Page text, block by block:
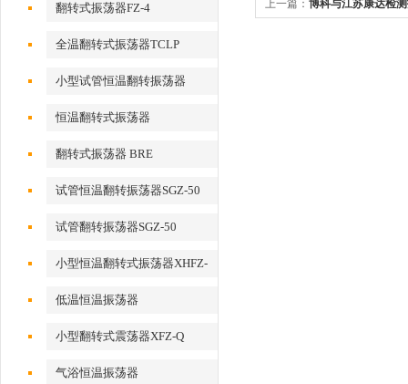
翻转式振荡器FZ-4
全温翻转式振荡器TCLP
小型试管恒温翻转振荡器
恒温翻转式振荡器
翻转式振荡器 BRE
试管恒温翻转振荡器SGZ-50
试管翻转振荡器SGZ-50
小型恒温翻转式振荡器XHFZ-
低温恒温振荡器
小型翻转式震荡器XFZ-Q
气浴恒温振荡器
上一篇： 博科与江苏康达检